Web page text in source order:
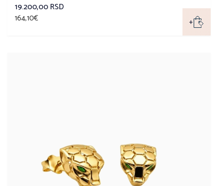
19.200,00 RSD
164,10€ +